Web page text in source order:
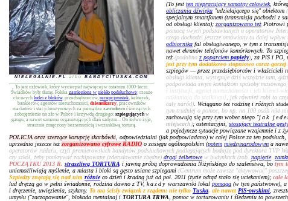
NIELEGALNIE.PL albo BANDYCITUSKA.COM
To jest człowiek, który wycierpiał najwięcej w ostatnim 1000-leciu.
Świadków były tłumy. Polska zamieniona w piekło podsłuchowe; rzesze
chciwych ludzi z bloków, przedsiębiorców, recepcjonistek, kelnerek,
bankierów, agentów nieruchomości, dziennikarzy, pracowników
marketów i stacji benzynowych za pieniądze zawodowo ćwiczących
zobojętnienie na zło w Polsce i krzywdę drugiego: szpiegującychw
gangu, a nawet samemu organizujących dlań sadyzm... On ledwo żyje,
strasznie zmęczony bezsennością i wrzaskliwą torturą.
(To jest ten niepracujący samotny człowiek,
obliczania dźwięku "udzielającego się" obiektom
specjalnym smartfonem (transmisja pochodzi z
od obsługi klienta); zorganizowano też Piotrowi
pomocą swych podstawianych u operatorów
czego dochodzi jeszcze omówiony tu dalej
odbiornika fal obsługiwanego, w tym z
nawet ekranów telefonów komórkowych. To
też (podobno z poparciem papieży) , za PiS i PO,
jest przy tym dodatkowo stopniowo coraz gorzej
szpiegów — przez przedsiębiorców i właścicieli
obsługi klienta, występuje dziś wszędzie tam,
podpowiada swym kontaktom sposoby
i instytucji, agenci nieruchomości i ich klienci-
nakłaniają do stalkingu]
, jak również robi to
cały naród) . Wciągano też rodzinę i różnych
tym trudniej o pomoc, bo np. na 100 osób nikt
zachowują się przy tym wobec niego "jak
miejscach ); ostentacyjni, stosujący teatralne gesty
a pojedyncze sytuacje powiązane wzajemnie i z
POLICJA oraz szerzące korupcję skarbówki , odpowiedzialni (jak podpowiadano) w całej Polsce za ten
uprzednio jeszcze też zorganizowano cyfrowe RADIO o zasięgu ogólnopolskim (potem międzynarodowym a
operatorów radaru, czyli premierowskich bandytów podsłuchowych podlegających bodajże pod dyrektora TVP
czy szkół, żeby poukrywać zachipowane (zdecydowanie zbędne) drągi żelbetowew budynkach (zob. napięcie,
POCZĄTKU 2013 R. straszliwą TORTURĄ i jawną próbą doprowadzenia Niżyńskiego do szaleństwa, bo tym
uniemożliwiają myślenie, a miasta i bloki są gęsto usiane szpiegami (Centrum może zawsze "aktywować"
Szpiedzy znęcają się nad nim różnieco dzień i kradną już od poł. 2011 (życie odtąd stało się uciekaniem); całe
lud dręczą go w pełni świadomie, rodzina dawno z TV, każdy warszawski lokal pomaga (w tym państwowe),
i dręczenie, uwięzienia, szykany. To ma ścisły związek z rządem: nie tylko Tuska, ale nawet PiS-owskimi ,
umysłu ("zaczopowanie", blokada mentalna) i TORTURA TRWA , pomoc w torturowaniu i śledzeniu to